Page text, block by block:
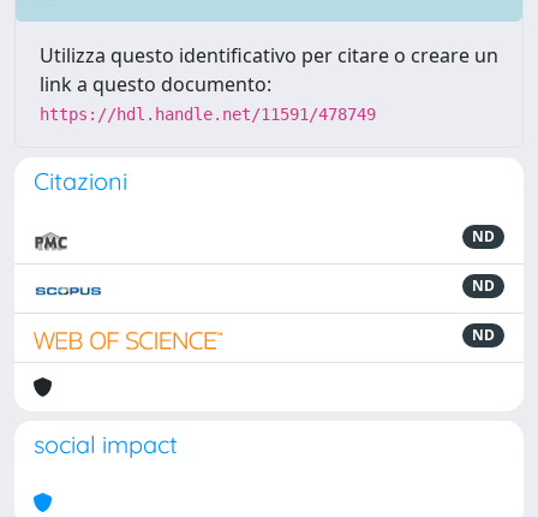
Utilizza questo identificativo per citare o creare un
link a questo documento:
https://hdl.handle.net/11591/478749
Citazioni
ND
ND
ND
social impact